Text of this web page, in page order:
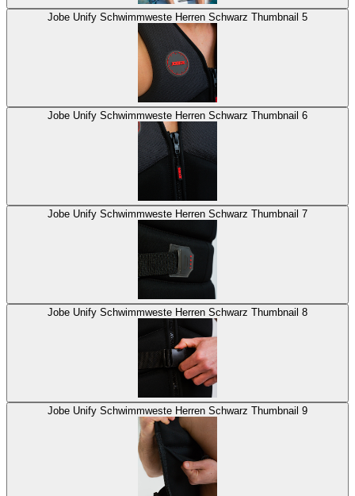
Jobe Unify Schwimmweste Herren Schwarz Thumbnail 5
Jobe Unify Schwimmweste Herren Schwarz Thumbnail 6
Jobe Unify Schwimmweste Herren Schwarz Thumbnail 7
Jobe Unify Schwimmweste Herren Schwarz Thumbnail 8
Jobe Unify Schwimmweste Herren Schwarz Thumbnail 9